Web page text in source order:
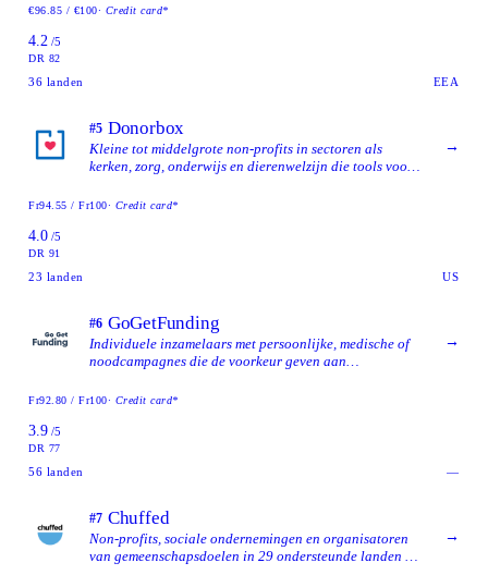
€96.85 / €100· Credit card*
4.2 /5
DR 82
36 landen EEA
#5 Donorbox
Kleine tot middelgrote non-profits in sectoren als
kerken, zorg, onderwijs en dierenwelzijn die tools voor
een beheerd donatieformulier willen zonder zich te
Fr94.55 / Fr100· Credit card*
4.0 /5
DR 91
23 landen US
→
#6 GoGetFunding
Individuele inzamelaars met persoonlijke, medische of
noodcampagnes die de voorkeur geven aan
fooien van donateurs, met brede internationale
Fr92.80 / Fr100· Credit card*
3.9 /5
DR 77
56 landen —
→
#7 Chuffed
Non-profits, sociale ondernemingen en organisatoren
van gemeenschapsdoelen in 29 ondersteunde landen die
→